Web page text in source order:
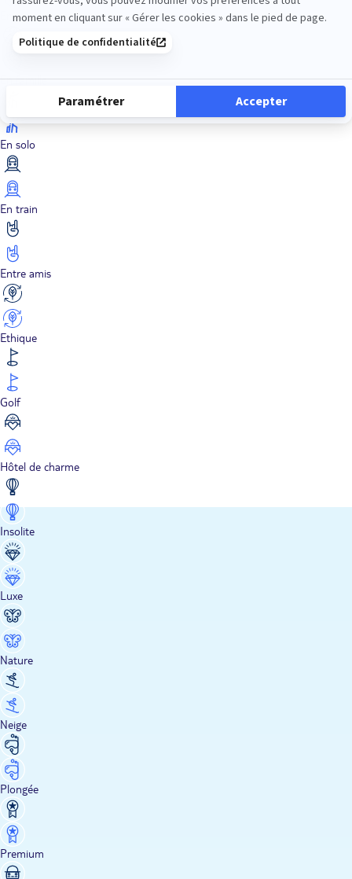
En couple
En famille
En solo
En train
Entre amis
Ethique
Golf
Hôtel de charme
Insolite
Luxe
Nature
Neige
Plongée
Premium